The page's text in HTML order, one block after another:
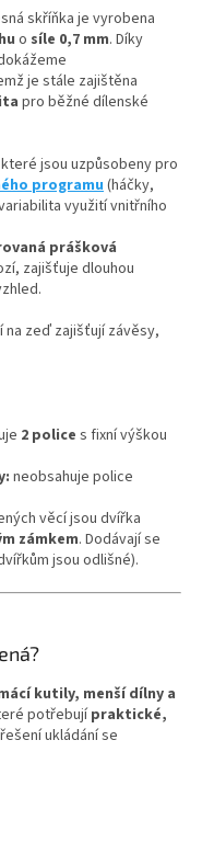
skříňka je vyrobena
o síle 0,7 mm. Díky
je stále zajištěna
pro běžné dílenské
jsou uzpůsobeny pro
programu (háčky,
využití vnitřního
prášková
zajišťuje dlouhou
na zeď zajišťují závěsy,
2 police s fixní výškou
neobsahuje police
věcí jsou dvířka
zámkem. Dodávají se
jsou odlišné).
kutily, menší dílny a
potřebujípraktické,
řešení ukládání se